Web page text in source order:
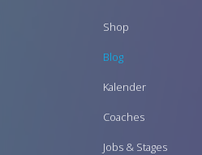
Footer
Shop
Blog
Kalender
Coaches
Jobs & Stages